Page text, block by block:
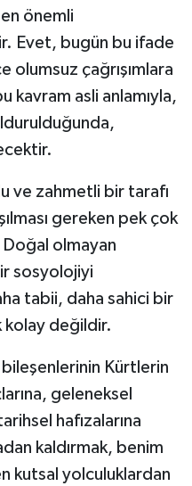
önemli
Evet, bugün bu ifade
olumsuz çağrışımlara
kavram asli anlamıyla,
ve zahmetli bir tarafı
gereken pek çok
olmayan
sosyolojiyi
tabii, daha sahici bir
kolay değildir.
Kürtlerin
geleneksel
hafızalarına
kaldırmak, benim
kutsal yolculuklardan